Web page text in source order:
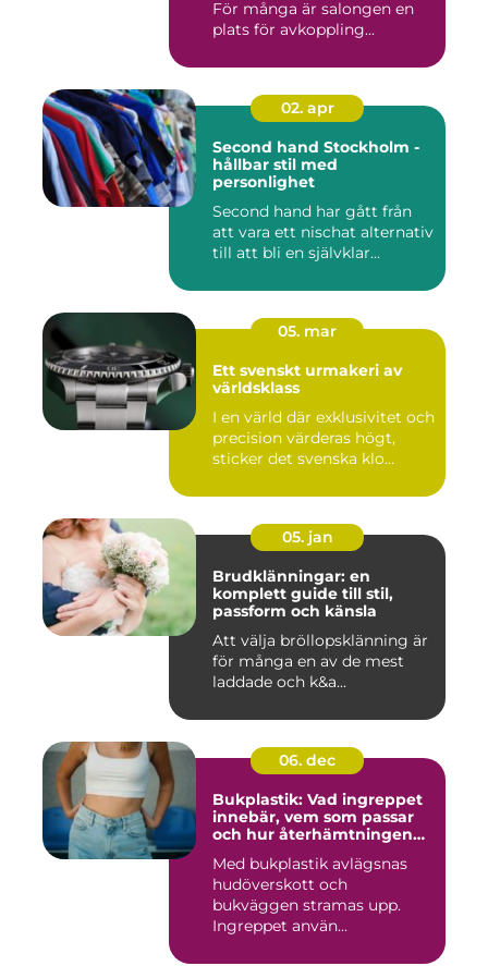
För många är salongen en
plats för avkoppling...
02. apr
Second hand Stockholm -
hållbar stil med
personlighet
Second hand har gått från
att vara ett nischat alternativ
till att bli en självklar...
05. mar
Ett svenskt urmakeri av
världsklass
I en värld där exklusivitet och
precision värderas högt,
sticker det svenska klo...
05. jan
Brudklänningar: en
komplett guide till stil,
passform och känsla
Att välja bröllopsklänning är
för många en av de mest
laddade och k&a...
06. dec
Bukplastik: Vad ingreppet
innebär, vem som passar
och hur återhämtningen
Med bukplastik avlägsnas
hudöverskott och
bukväggen stramas upp.
Ingreppet använ...